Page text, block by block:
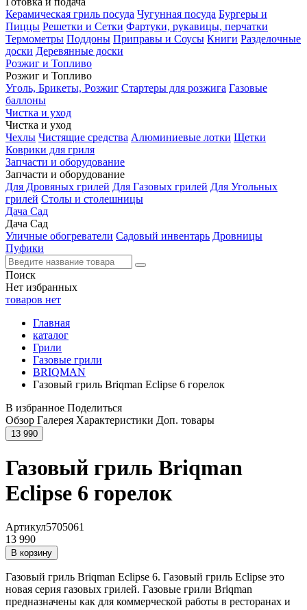
Керамическая гриль посуда Чугунная посуда Бургеры и
Пиццы Решетки и Сетки Фартуки, рукавицы, перчатки
Термометры Поддоны Приправы и Соусы Книги Разделочные
доски Деревянные доски
Розжиг и Топливо
Розжиг и Топливо
Уголь, Брикеты, Розжиг Стартеры для розжига Газовые
баллоны
Чистка и уход
Чистка и уход
Чехлы Чистящие средства Алюминиевые лотки Щетки
Коврики для гриля
Запчасти и оборудование
Запчасти и оборудование
Для Дровяных грилей Для Газовых грилей Для Угольных
грилей Столы и столешницы
Дача Сад
Дача Сад
Уличные обогреватели Садовый инвентарь Дровницы
Пуфики
Поиск
Нет избранных
товаров нет
Главная
каталог
Грили
Газовые грили
BRIQMAN
Газовый гриль Briqman Eclipse 6 горелок
В избранное Поделиться
Обзор Галерея Характеристики Доп. товары
13 990
Газовый гриль Briqman
Eclipse 6 горелок
Артикул5705061
13 990
В корзину
Газовый гриль Briqman Eclipse 6. Газовый гриль Eclipse это
новая серия газовых грилей. Газовые грили Briqman
предназначены как для коммерческой работы в ресторанах и